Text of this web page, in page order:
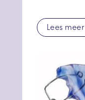
Lees meer